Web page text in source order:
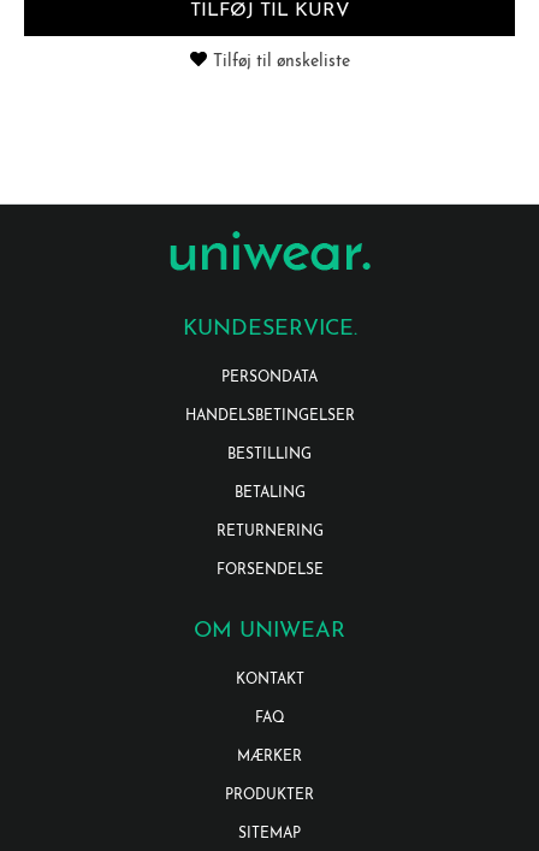
TILFØJ TIL KURV
Tilføj til ønskeliste
KUNDESERVICE.
PERSONDATA
HANDELSBETINGELSER
BESTILLING
BETALING
RETURNERING
FORSENDELSE
OM UNIWEAR
KONTAKT
FAQ
MÆRKER
PRODUKTER
SITEMAP